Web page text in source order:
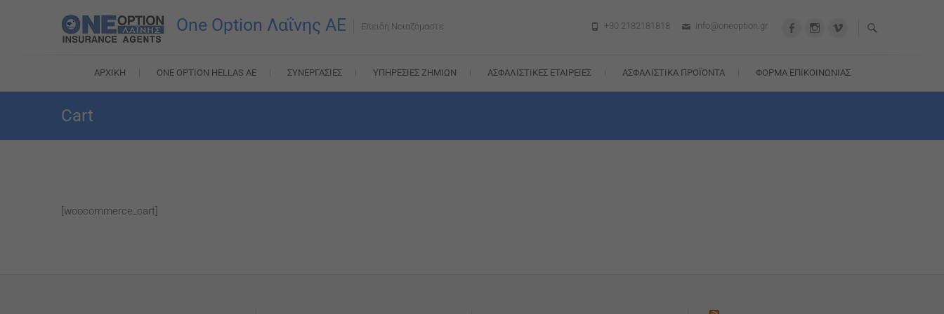
One Option Λαΐνης AE Επειδή Νοιαζόμαστε facebookinstagramvimeo
+30 2182181818 info@oneoption.gr
ΑΡΧΙΚΉ ONE OPTION HELLAS AE ΣΥΝΕΡΓΑΣΊΕΣ ΥΠΗΡΕΣΊΕΣ ΖΗΜΙΏΝ ΑΣΦΑΛΙΣΤΙΚΈΣ ΕΤΑΙΡΕΊΕΣ ΑΣΦΑΛΙΣΤΙΚΆ ΠΡΟΪΌΝΤΑ ΦΌΡΜΑ ΕΠΙΚΟΙΝΩΝΊΑΣ
Cart
[woocommerce_cart]